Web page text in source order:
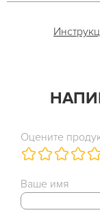
Оцените
Ваше имя